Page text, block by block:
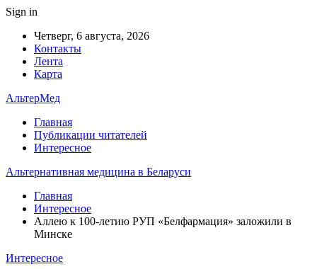
Sign in
Четверг, 6 августа, 2026
Контакты
Лента
Карта
АльтерМед
Главная
Публикации читателей
Интересное
Альтернативная медицина в Беларуси
Главная
Интересное
Аллею к 100-летию РУП «Белфармация» заложили в
Минске
Интересное